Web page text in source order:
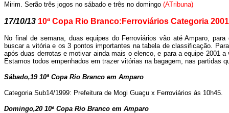
Mirim. Serão três jogos no sábado e três no domingo (ATribuna)
17/10/13 10ª Copa Rio Branco:Ferroviários Categoria
No final de semana, duas equipes do Ferroviários vão até Amparo,
buscar a vitória e os 3 pontos importantes na tabela de classificação.
após duas derrotas e motivar ainda mais o elenco, e para a equipe 2001
Estamos todos empenhados em trazer vitórias na bagagem, nas partidas
Sábado,19 10ª Copa Rio Branco em Amparo
Categoria Sub14/1999: Prefeitura de Mogi Guaçu x Ferroviários ás 10h45.
Domingo,20 10ª Copa Rio Branco em Amparo